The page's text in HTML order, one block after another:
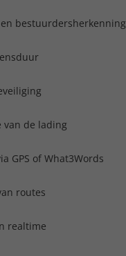
bestuurdersherkenning
van de lading
GPS of What3Words
routes
realtime